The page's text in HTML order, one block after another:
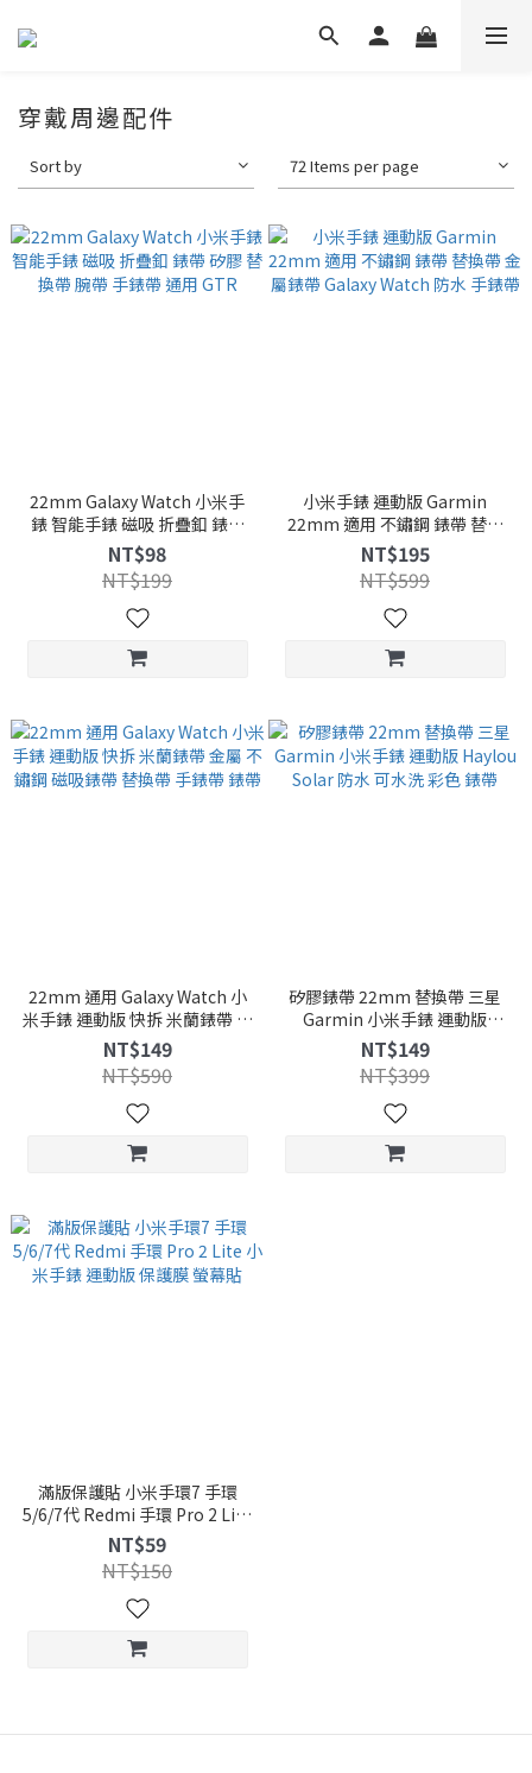
穿戴周邊配件
Sort by 72 Items per page
22mm Galaxy Watch 小米手
錶 智能手錶 磁吸 折疊釦 錶帶
矽膠 替換帶 腕帶 手錶帶 通用
GTR
NT$98
NT$199
小米手錶 運動版 Garmin
22mm 適用 不鏽鋼 錶帶 替換
帶 金屬錶帶 Galaxy Watch 防
水 手錶帶
NT$195
NT$599
22mm 通用 Galaxy Watch 小
米手錶 運動版 快拆 米蘭錶帶 金
屬 不鏽鋼 磁吸錶帶 替換帶 手錶
帶 錶帶
NT$149
NT$590
矽膠錶帶 22mm 替換帶 三星
Garmin 小米手錶 運動版
Haylou Solar 防水 可水洗 彩色
錶帶
NT$149
NT$399
滿版保護貼 小米手環7 手環
5/6/7代 Redmi 手環 Pro 2 Lite
小米手錶 運動版 保護膜 螢幕貼
NT$59
NT$150